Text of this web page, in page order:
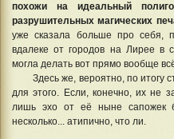
похожи на идеальный
разрушительных магических
уже сказала больше про себя,
вдалеке от городов на Лирее в
могла делать вот прямо вообще
Здесь же, вероятно, по итогу
для этого. Если, конечно, их не
лишь эхо от её ныне сапожек
несколько... атипично, что ли.